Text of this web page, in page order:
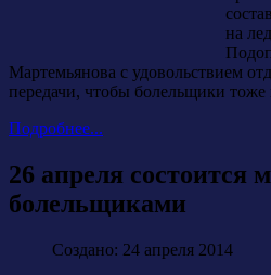
на
Мартемьянова с удовольствием
передачи, чтобы болельщики тоже
Подробнее...
26 апреля состоится
болельщиками
Создано: 24 апреля 2014